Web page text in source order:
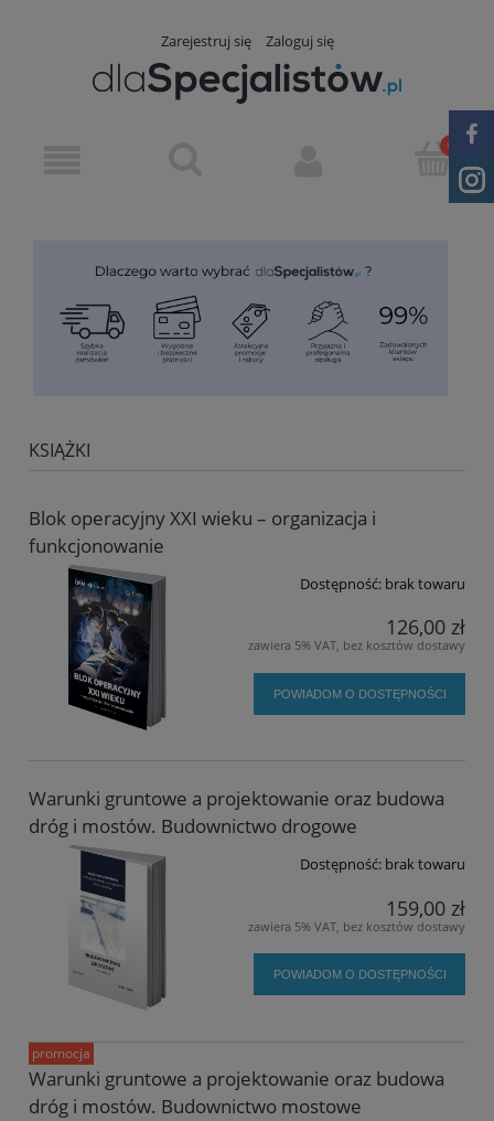
Zarejestruj się Zaloguj się
KSIĄŻKI
Blok operacyjny XXI wieku – organizacja i
funkcjonowanie
Dostępność: brak towaru
126,00 zł
zawiera 5% VAT, bez kosztów dostawy
POWIADOM O DOSTĘPNOŚCI
Warunki gruntowe a projektowanie oraz budowa
dróg i mostów. Budownictwo drogowe
Dostępność: brak towaru
159,00 zł
zawiera 5% VAT, bez kosztów dostawy
POWIADOM O DOSTĘPNOŚCI
Warunki gruntowe a projektowanie oraz budowa
dróg i mostów. Budownictwo mostowe
promocja